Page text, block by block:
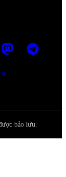
bảo lưu.